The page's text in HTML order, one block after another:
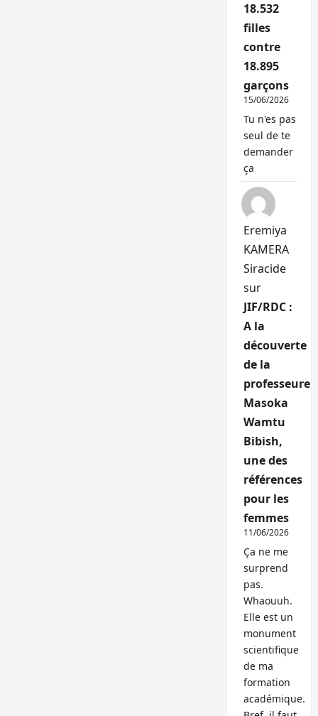
18.532
filles
contre
18.895
garçons
15/06/2026
Tu n'es pas
seul de te
demander
ça
Eremiya
KAMERA
Siracide
sur
JIF/RDC :
A la
découverte
de la
professeure
Masoka
Wamtu
Bibish,
une des
références
pour les
femmes
11/06/2026
Ça ne me
surprend
pas.
Whaouuh.
Elle est un
monument
scientifique
de ma
formation
académique.